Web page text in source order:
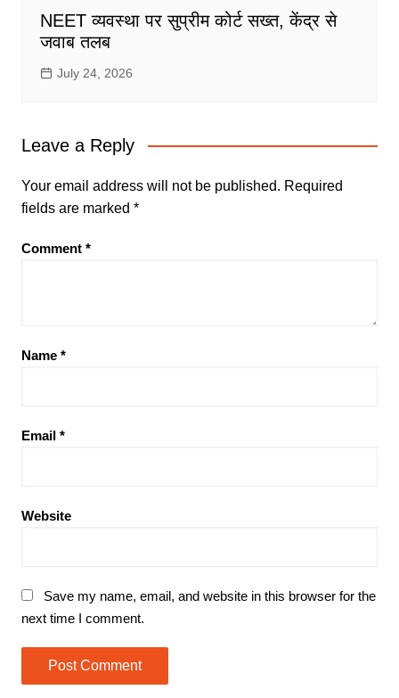
NEET व्यवस्था पर सुप्रीम कोर्ट सख्त, केंद्र से
जवाब तलब
July 24, 2026
Leave a Reply
Your email address will not be published. Required
fields are marked *
Comment *
Name *
Email *
Website
Save my name, email, and website in this browser for the
next time I comment.